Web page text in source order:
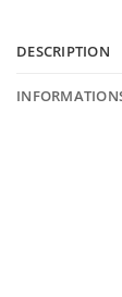
DESCRIPTION